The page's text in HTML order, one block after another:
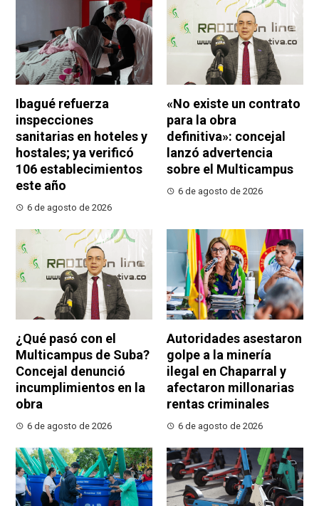
Ibagué refuerza
inspecciones
sanitarias en hoteles y
hostales; ya verificó
106 establecimientos
este año
6 de agosto de 2026
«No existe un contrato
para la obra
definitiva»: concejal
lanzó advertencia
sobre el Multicampus
6 de agosto de 2026
¿Qué pasó con el
Multicampus de Suba?
Concejal denunció
incumplimientos en la
obra
6 de agosto de 2026
Autoridades asestaron
golpe a la minería
ilegal en Chaparral y
afectaron millonarias
rentas criminales
6 de agosto de 2026